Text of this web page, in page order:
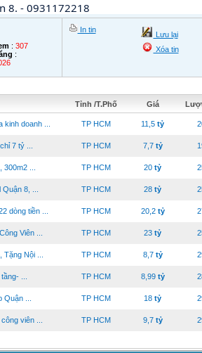
8. - 0931172218
: 307
:
In tin
Lưu lại
Xóa tin
Tỉnh /T.Phố Giá
doanh ... TP HCM 11,5 tỷ
7 tỷ ... TP HCM 7,7 tỷ
... TP HCM 20 tỷ
8, ... TP HCM 28 tỷ
dòng tiền ... TP HCM 20,2 tỷ
Viên ... TP HCM 23 tỷ
Nội ... TP HCM 8,7 tỷ
... TP HCM 8,99 tỷ
... TP HCM 18 tỷ
viên ... TP HCM 9,7 tỷ